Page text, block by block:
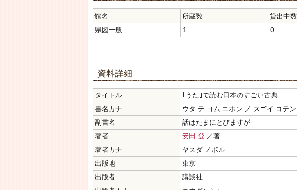
館名 所蔵数 貸出中数
県図一般
1 0
資料詳細
タイトル
｢うた｣で読む日本のすごい古典
書名カナ
ウタ デ ヨム ニホン ノ スゴイ コテン
副書名
話はたまにとびますが
著者
安田 登 ／著
著者カナ
ヤスダ ノボル
出版地
東京
出版者
講談社